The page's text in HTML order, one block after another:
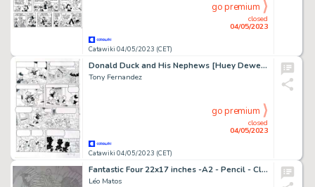
Catawiki 04/05/2023 (CET)
closed
04/05/2023
go premium
Donald Duck and His Nephews [Huey Dewey and Louie] H 2022-002 - "The Great Meteorite Hunt" - Original Production Page 2/12 - Signed by Tony Fernandez - 42 x 30 cm - Page volante - (2022)
Tony Fernandez
Catawiki 04/05/2023 (CET)
closed
04/05/2023
go premium
Fantastic Four 22x17 inches -A2 - Pencil - Cloak and Dagger - Page volante - Exemplaire unique - (2014)
Léo Matos